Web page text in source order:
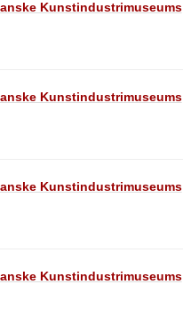
Kunstindustrimuseums
Kunstindustrimuseums
Kunstindustrimuseums
Kunstindustrimuseums